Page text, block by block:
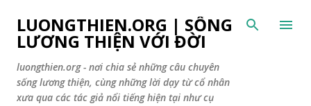
Chuyển đến nội dung chính
LUONGTHIEN.ORG | SỐNG
LƯƠNG THIỆN VỚI ĐỜI
luongthien.org - nơi chia sẻ những câu chuyên
sống lương thiện, cùng những lời dạy từ cổ nhân
xưa qua các tác giả nổi tiếng hiện tại như cụ